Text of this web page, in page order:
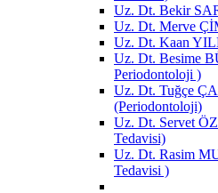
Uz. Dt. Bekir
Uz. Dt. Merve
Uz. Dt. Kaan
Uz. Dt. Besime
Periodontoloji )
Uz. Dt. Tuğçe
(Periodontoloji)
Uz. Dt. Servet
Tedavisi)
Uz. Dt. Rasim
Tedavisi )